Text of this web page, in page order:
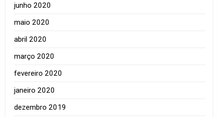
junho 2020
maio 2020
abril 2020
março 2020
fevereiro 2020
janeiro 2020
dezembro 2019